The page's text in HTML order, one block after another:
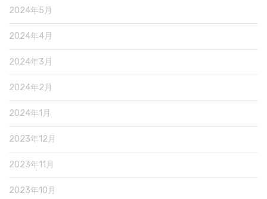
2024年5月
2024年4月
2024年3月
2024年2月
2024年1月
2023年12月
2023年11月
2023年10月